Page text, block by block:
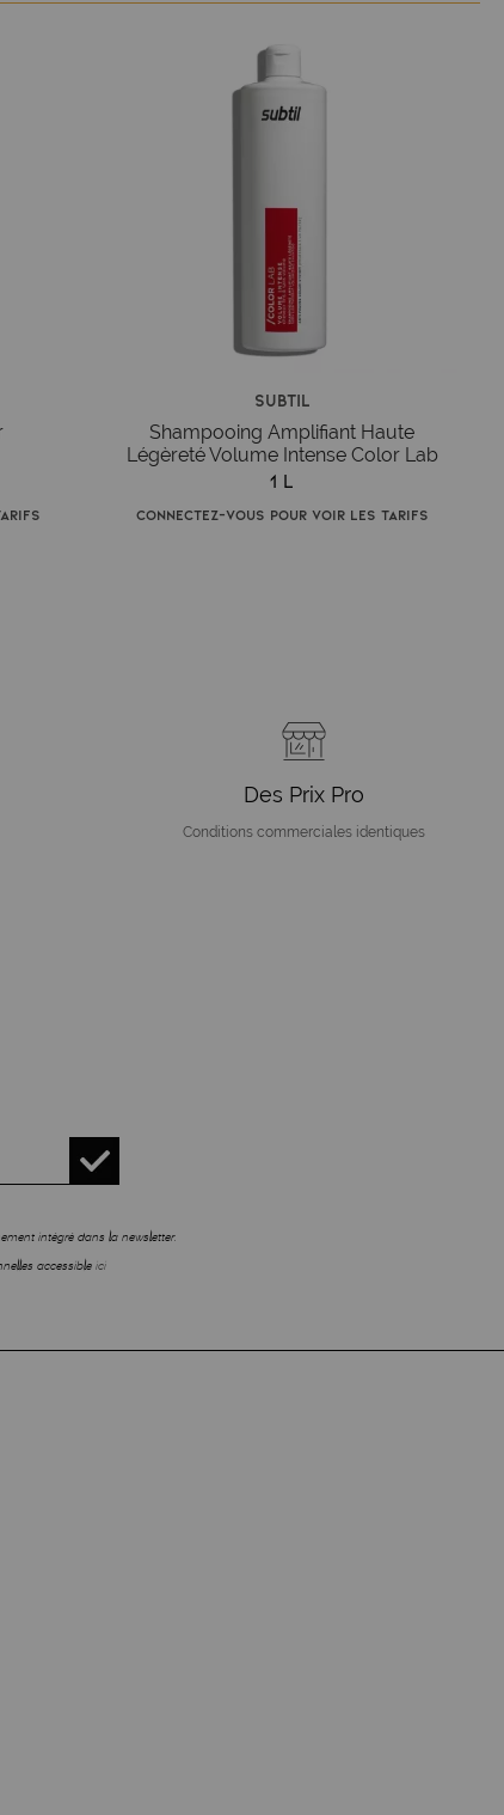
Subtil
Shampooing Amplifiant Haute
Légèreté Volume Intense Color Lab
1 L
Connectez-vous pour voir les tarifs
Des Prix Pro
Conditions commerciales identiques
intégré dans la newsletter.
accessibleici